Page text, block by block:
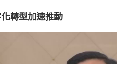
轉型加速推動